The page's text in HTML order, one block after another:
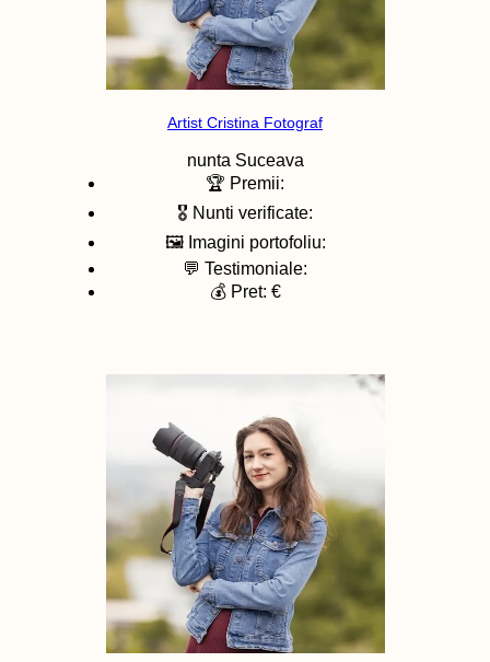
Artist Cristina Fotograf
nunta Suceava
🏆 Premii:
🎖️ Nunti verificate:
🖼️ Imagini portofoliu:
💬 Testimoniale:
💰 Pret: €